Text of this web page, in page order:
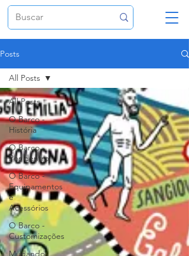
Posts
All Posts
O Barco -
História
O Barco -
Por dentro
O Barco -
Equipamentos
e
Acessórios
O Barco -
Customizações
Mudando
All Posts